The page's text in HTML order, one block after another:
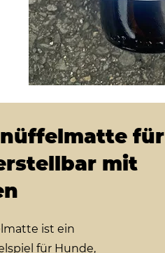
für
mit
ist ein
für Hunde,